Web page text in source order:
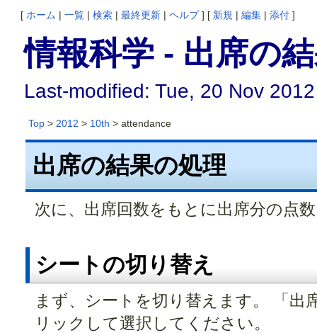
[ ホーム | 一覧 | 検索 | 最終更新 | ヘルプ] [ 新規 | 編集 | 添付 ]
情報科学 - 出席の
Last-modified: Tue, 20 Nov
Top> 2012 > 10th > attendance
出席の結果の処理
次に、出席回数をもとに出席分の点
シートの切り替え
まず、シートを切り替えます。 「出
リックして選択してください。